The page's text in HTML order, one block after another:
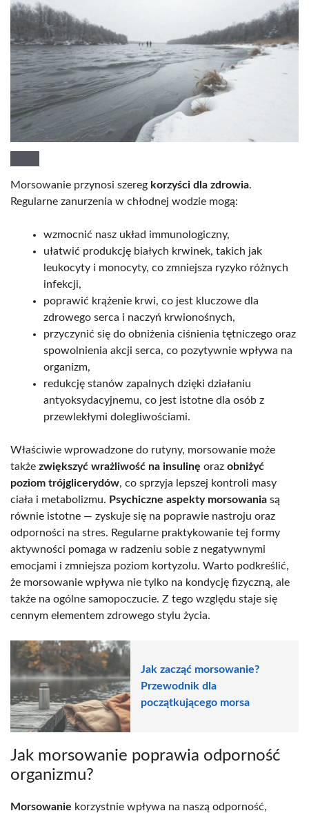
Morsowanie przynosi szereg korzyści dla zdrowia.
Regularne zanurzenia w chłodnej wodzie mogą:
wzmocnić nasz układ immunologiczny,
ułatwić produkcję białych krwinek, takich jak
leukocyty i monocyty, co zmniejsza ryzyko różnych
infekcji,
poprawić krążenie krwi, co jest kluczowe dla
zdrowego serca i naczyń krwionośnych,
przyczynić się do obniżenia ciśnienia tętniczego oraz
spowolnienia akcji serca, co pozytywnie wpływa na
organizm,
redukcję stanów zapalnych dzięki działaniu
antyoksydacyjnemu, co jest istotne dla osób z
przewlekłymi dolegliwościami.
Właściwie wprowadzone do rutyny, morsowanie może
także zwiększyć wrażliwość na insulinę oraz obniżyć
poziom trójglicerydów, co sprzyja lepszej kontroli masy
ciała i metabolizmu. Psychiczne aspekty morsowania są
równie istotne — zyskuje się na poprawie nastroju oraz
odporności na stres. Regularne praktykowanie tej formy
aktywności pomaga w radzeniu sobie z negatywnymi
emocjami i zmniejsza poziom kortyzolu. Warto podkreślić,
że morsowanie wpływa nie tylko na kondycję fizyczną, ale
także na ogólne samopoczucie. Z tego względu staje się
cennym elementem zdrowego stylu życia.
Jak zacząć morsowanie?
Przewodnik dla
początkującego morsa
Jak morsowanie poprawia odporność
organizmu?
Morsowanie korzystnie wpływa na naszą odporność,